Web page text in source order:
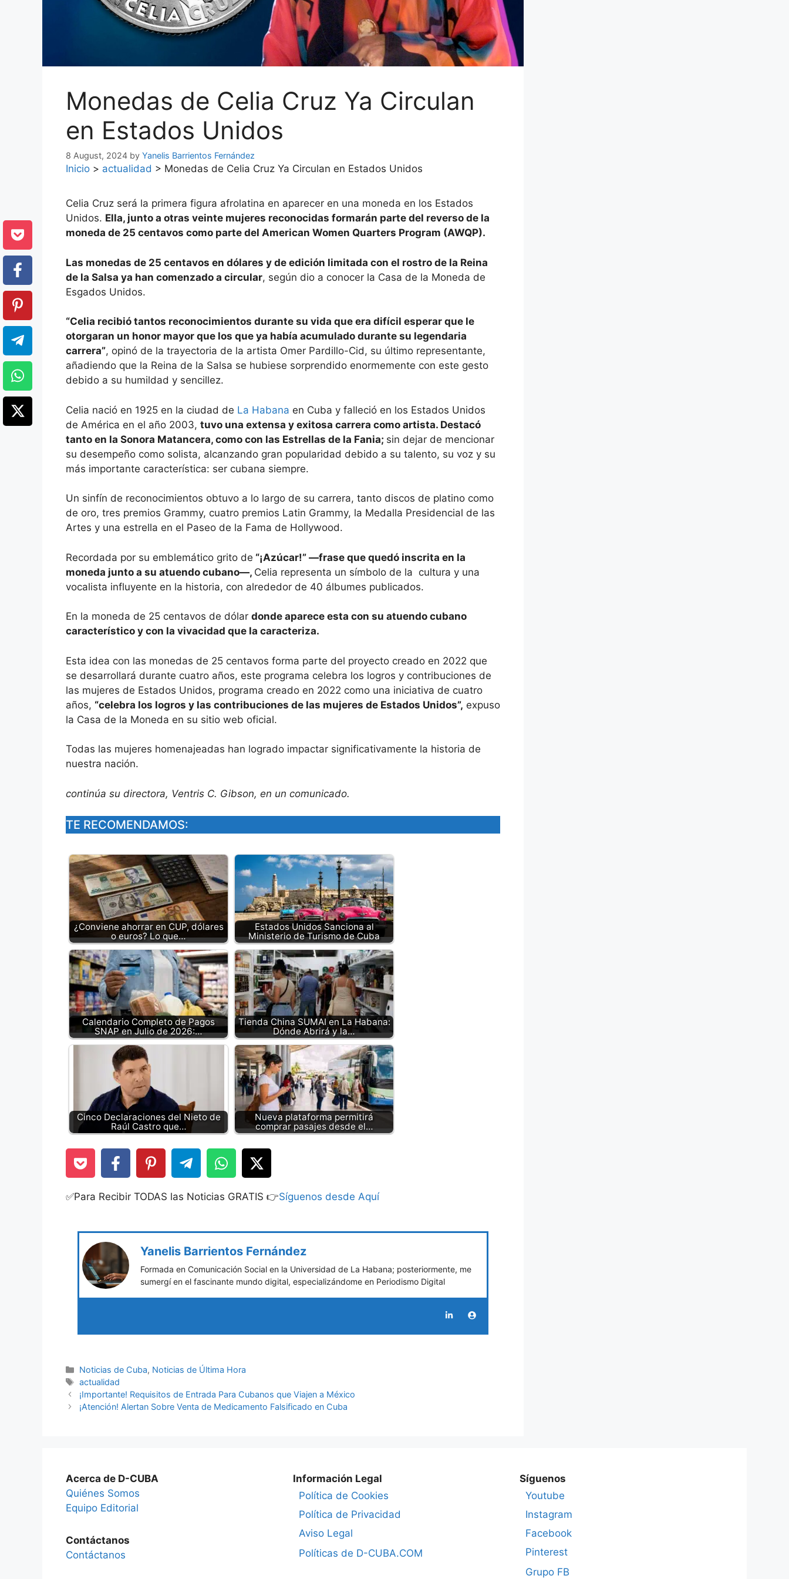
Monedas de Celia Cruz Ya Circulan
en Estados Unidos
8 August, 2024 by Yanelis Barrientos Fernández
Inicio > actualidad > Monedas de Celia Cruz Ya Circulan en Estados Unidos
Celia Cruz será la primera figura afrolatina en aparecer en una moneda en los Estados
Unidos. Ella, junto a otras veinte mujeres reconocidas formarán parte del reverso de la
moneda de 25 centavos como parte del American Women Quarters Program (AWQP).
Las monedas de 25 centavos en dólares y de edición limitada con el rostro de la Reina
de la Salsa ya han comenzado a circular, según dio a conocer la Casa de la Moneda de
Esgados Unidos.
“Celia recibió tantos reconocimientos durante su vida que era difícil esperar que le
otorgaran un honor mayor que los que ya había acumulado durante su legendaria
carrera”, opinó de la trayectoria de la artista Omer Pardillo-Cid, su último representante,
añadiendo que la Reina de la Salsa se hubiese sorprendido enormemente con este gesto
debido a su humildad y sencillez.
Celia nació en 1925 en la ciudad de La Habana en Cuba y falleció en los Estados Unidos
de América en el año 2003, tuvo una extensa y exitosa carrera como artista. Destacó
tanto en la Sonora Matancera, como con las Estrellas de la Fania; sin dejar de mencionar
su desempeño como solista, alcanzando gran popularidad debido a su talento, su voz y su
más importante característica: ser cubana siempre.
Un sinfín de reconocimientos obtuvo a lo largo de su carrera, tanto discos de platino como
de oro, tres premios Grammy, cuatro premios Latin Grammy, la Medalla Presidencial de las
Artes y una estrella en el Paseo de la Fama de Hollywood.
Recordada por su emblemático grito de “¡Azúcar!” —frase que quedó inscrita en la
moneda junto a su atuendo cubano—, Celia representa un símbolo de la cultura y una
vocalista influyente en la historia, con alrededor de 40 álbumes publicados.
En la moneda de 25 centavos de dólar donde aparece esta con su atuendo cubano
característico y con la vivacidad que la caracteriza.
Esta idea con las monedas de 25 centavos forma parte del proyecto creado en 2022 que
se desarrollará durante cuatro años, este programa celebra los logros y contribuciones de
las mujeres de Estados Unidos, programa creado en 2022 como una iniciativa de cuatro
años, “celebra los logros y las contribuciones de las mujeres de Estados Unidos”, expuso
la Casa de la Moneda en su sitio web oficial.
Todas las mujeres homenajeadas han logrado impactar significativamente la historia de
nuestra nación.
continúa su directora, Ventris C. Gibson, en un comunicado.
TE RECOMENDAMOS:
¿Conviene ahorrar en CUP, dólares
o euros? Lo que…
Estados Unidos Sanciona al
Ministerio de Turismo de Cuba
Calendario Completo de Pagos
SNAP en Julio de 2026:…
Tienda China SUMAI en La Habana:
Dónde Abrirá y la…
Cinco Declaraciones del Nieto de
Raúl Castro que…
Nueva plataforma permitirá
comprar pasajes desde el…
✅Para Recibir TODAS las Noticias GRATIS 👉Síguenos desde Aquí
Yanelis Barrientos Fernández
Formada en Comunicación Social en la Universidad de La Habana; posteriormente, me
sumergí en el fascinante mundo digital, especializándome en Periodismo Digital
Categories
Noticias de Cuba, Noticias de Última Hora
Tags
actualidad
¡Importante! Requisitos de Entrada Para Cubanos que Viajen a México
¡Atención! Alertan Sobre Venta de Medicamento Falsificado en Cuba
Acerca de D-CUBA
Quiénes Somos
Equipo Editorial
Contáctanos
Contáctanos
Información Legal
Política de Cookies
Política de Privacidad
Aviso Legal
Políticas de D-CUBA.COM
Síguenos
Youtube
Instagram
Facebook
Pinterest
Grupo FB